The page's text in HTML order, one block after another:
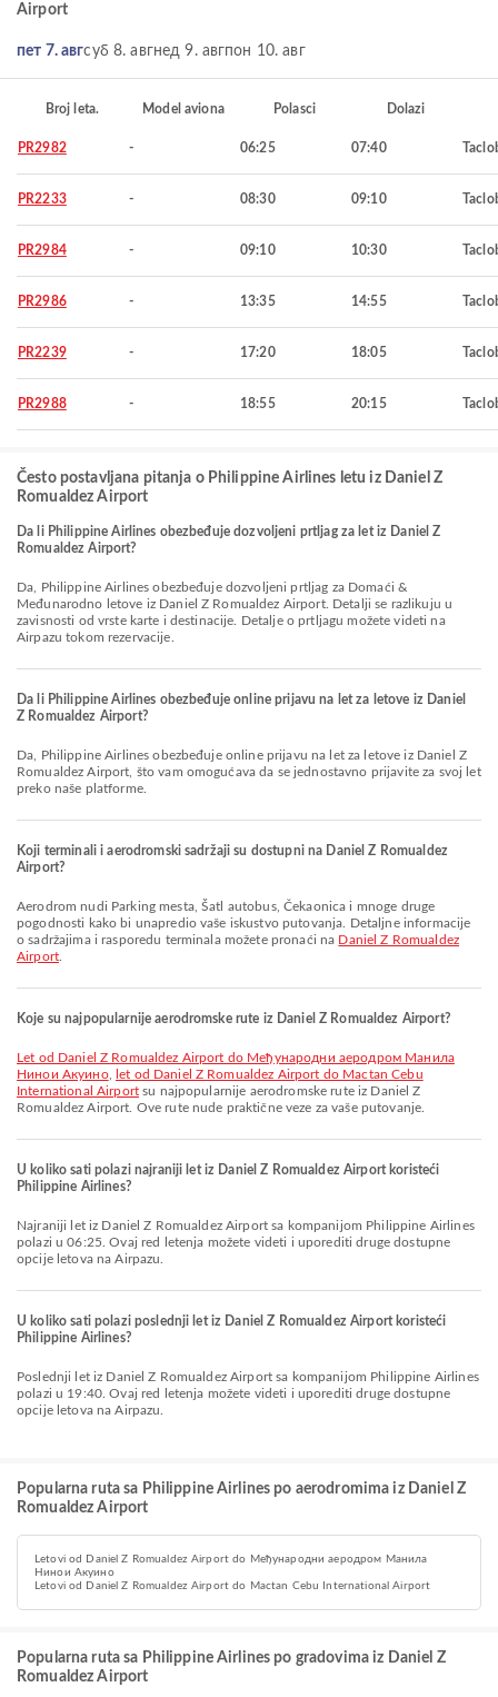
Airport
пет 7. авгсуб 8. авгнед 9. авгпон 10. авг
Broj leta. Model aviona Polasci Dolazi
PR2982 - 06:25 07:40
PR2233 - 08:30 09:10
PR2984 - 09:10 10:30
PR2986 - 13:35 14:55
PR2239 - 17:20 18:05
PR2988 - 18:55 20:15
Često postavljana pitanja o Philippine Airlines letu iz Daniel Z
Romualdez Airport
Da li Philippine Airlines obezbeđuje dozvoljeni prtljag za let iz Daniel Z
Romualdez Airport?
Da, Philippine Airlines obezbeđuje dozvoljeni prtljag za Domaći &
Međunarodno letove iz Daniel Z Romualdez Airport. Detalji se razlikuju u
zavisnosti od vrste karte i destinacije. Detalje o prtljagu možete videti na
Airpazu tokom rezervacije.
Da li Philippine Airlines obezbeđuje online prijavu na let za letove iz Daniel
Z Romualdez Airport?
Da, Philippine Airlines obezbeđuje online prijavu na let za letove iz Daniel Z
Romualdez Airport, što vam omogućava da se jednostavno prijavite za svoj let
preko naše platforme.
Koji terminali i aerodromski sadržaji su dostupni na Daniel Z Romualdez
Airport?
Aerodrom nudi Parking mesta, Šatl autobus, Čekaonica i mnoge druge
pogodnosti kako bi unapredio vaše iskustvo putovanja. Detaljne informacije
o sadržajima i rasporedu terminala možete pronaći na Daniel Z Romualdez
Airport.
Koje su najpopularnije aerodromske rute iz Daniel Z Romualdez Airport?
let od Daniel Z Romualdez Airport do Међународни аеродром Манила
Нинои Акуино,
let od Daniel Z Romualdez Airport do Mactan Cebu
International Airportsu najpopularnije aerodromske rute iz Daniel Z
Romualdez Airport. Ove rute nude praktične veze za vaše putovanje.
U koliko sati polazi najraniji let iz Daniel Z Romualdez Airport koristeći
Philippine Airlines?
Najraniji let iz Daniel Z Romualdez Airport sa kompanijom Philippine Airlines
polazi u 06:25. Ovaj red letenja možete videti i uporediti druge dostupne
opcije letova na Airpazu.
U koliko sati polazi poslednji let iz Daniel Z Romualdez Airport koristeći
Philippine Airlines?
Poslednji let iz Daniel Z Romualdez Airport sa kompanijom Philippine Airlines
polazi u 19:40. Ovaj red letenja možete videti i uporediti druge dostupne
opcije letova na Airpazu.
Popularna ruta sa Philippine Airlines po aerodromima iz Daniel Z
Romualdez Airport
Letovi od Daniel Z Romualdez Airport do Међународни аеродром Манила
Нинои Акуино
Letovi od Daniel Z Romualdez Airport do Mactan Cebu International Airport
Popularna ruta sa Philippine Airlines po gradovima iz Daniel Z
Romualdez Airport